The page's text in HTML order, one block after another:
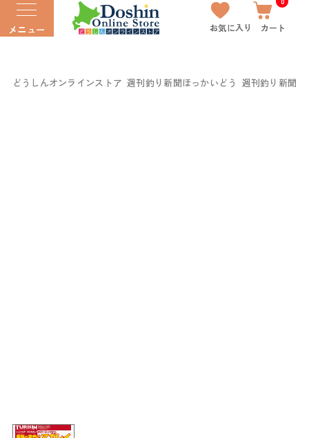
メニュー お気に入り カート
どうしんオンラインストア 週刊釣り新聞ほっかいどう 週刊釣り新聞ほ